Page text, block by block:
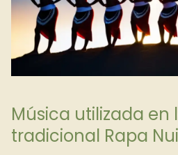
Música utilizada en
tradicional Rapa